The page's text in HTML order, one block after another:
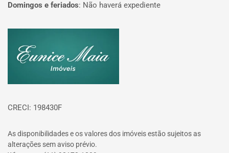
Domingos e feriados: Não haverá expediente
CRECI: 198430F
As disponibilidades e os valores dos imóveis estão sujeitos as
alterações sem aviso prévio.